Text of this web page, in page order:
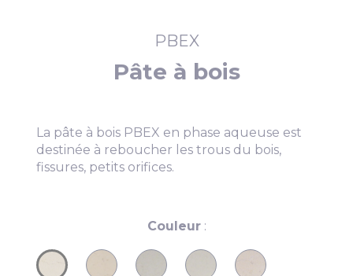
PBEX
Pâte à bois
La pâte à bois PBEX en phase aqueuse est
destinée à reboucher les trous du bois,
fissures, petits orifices.
Couleur: